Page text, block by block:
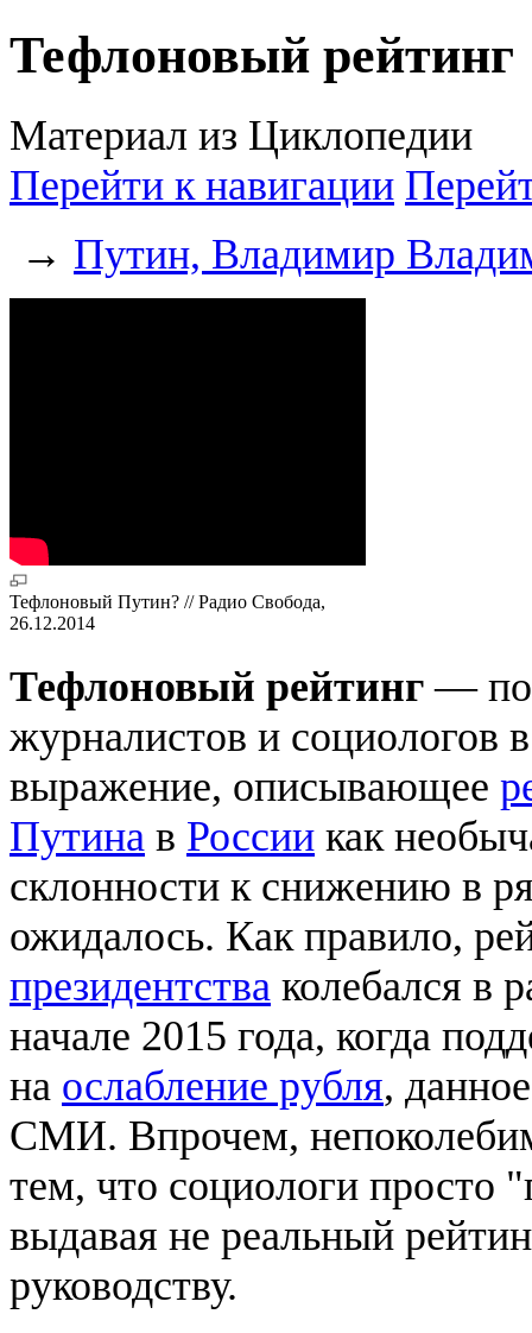
Тефлоновый рейтинг
Материал из Циклопедии
Перейти к навигации
→ Путин, Владимир
Тефлоновый Путин? // Радио Свобода,
26.12.2014
Тефлоновый рейтинг —
журналистов и социологов
выражение, описывающее
Путина в России как
склонности к снижению в
ожидалось. Как правило,
президентства колебался в
начале 2015 года, когда
на ослабление рубля,
СМИ. Впрочем,
тем, что социологи просто
выдавая не реальный
руководству.